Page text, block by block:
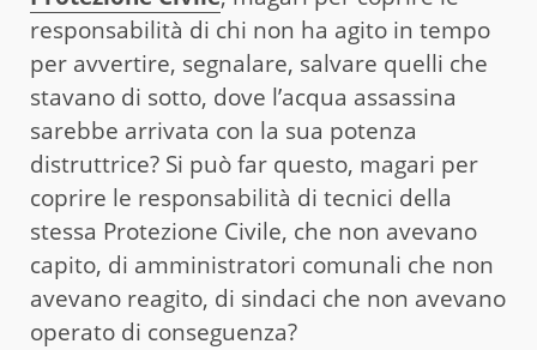
responsabilità di chi non ha agito in tempo
per avvertire, segnalare, salvare quelli che
stavano di sotto, dove l’acqua assassina
sarebbe arrivata con la sua potenza
distruttrice? Si può far questo, magari per
coprire le responsabilità di tecnici della
stessa Protezione Civile, che non avevano
capito, di amministratori comunali che non
avevano reagito, di sindaci che non avevano
operato di conseguenza?